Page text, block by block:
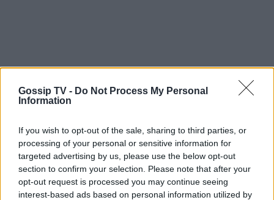
Gossip TV - Do Not Process My Personal
Information
If you wish to opt-out of the sale, sharing to third parties, or
processing of your personal or sensitive information for
targeted advertising by us, please use the below opt-out
section to confirm your selection. Please note that after your
opt-out request is processed you may continue seeing
interest-based ads based on personal information utilized by